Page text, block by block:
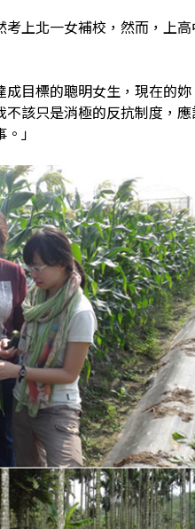
上北一女補校，然而，上
目標的聰明女生，現在的
該只是消極的反抗制度，
」